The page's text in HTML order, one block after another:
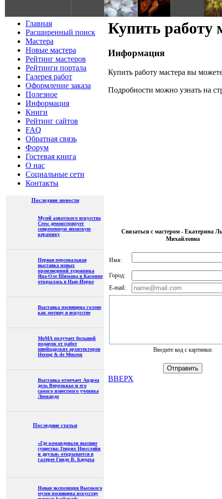
Главная
Расширенный поиск
Мастера
Новые мастера
Рейтинг мастеров
Рейтинги портала
Галерея работ
Оформление заказа
Полезное
Информация
Книги
Рейтинг сайтов
FAQ
Обратная связь
Форум
Гостевая книга
О нас
Социальные сети
Контакты
Последние новости
Музей азиатского искусства
Crow демонстрирует
современную японскую
керамику
Первая персональная
выставка новых
произведений художника
Яна-Оле Шимана в Касмине
открылась в Нью-Йорке
Выставка посвящена голове
как мотиву в искусстве
МоМА получает большой
подарок от работ
швейцарских архитекторов
Herzog & de Meuron
Выставка отмечает Андреа
дель Верроккьо и его
самого известного ученика
Леонардо
Последние статьи
«Где командовали высшие
существа: Генрих Нюссляйн
и друзья» открывается в
галерее Гвидо В. Баудаха
Новая экспозиция Высокого
музея посвящена искусству
Купить работу
Информация
Купить работу мастера вы
Подробности можно узнать на
Связаться с мастером - Екатерина
Михайловна
Имя:
Город:
E-mail:
Введите код с картинки:
ВВЕРХ